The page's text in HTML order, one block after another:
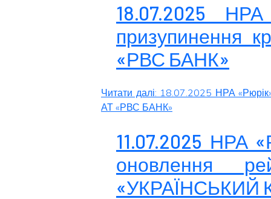
18.07.2025
призупинення
«РВС БАНК»
Читати далі: 18.07.2025 НРА
АТ «РВС БАНК»
11.07.2025 НРА
оновлення
«УКРАЇНСЬКИЙ